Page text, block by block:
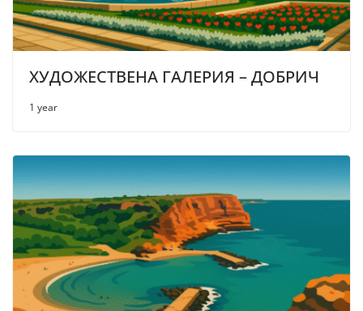
ХУДОЖЕСТВЕНА ГАЛЕРИЯ – ДОБРИЧ
1 year